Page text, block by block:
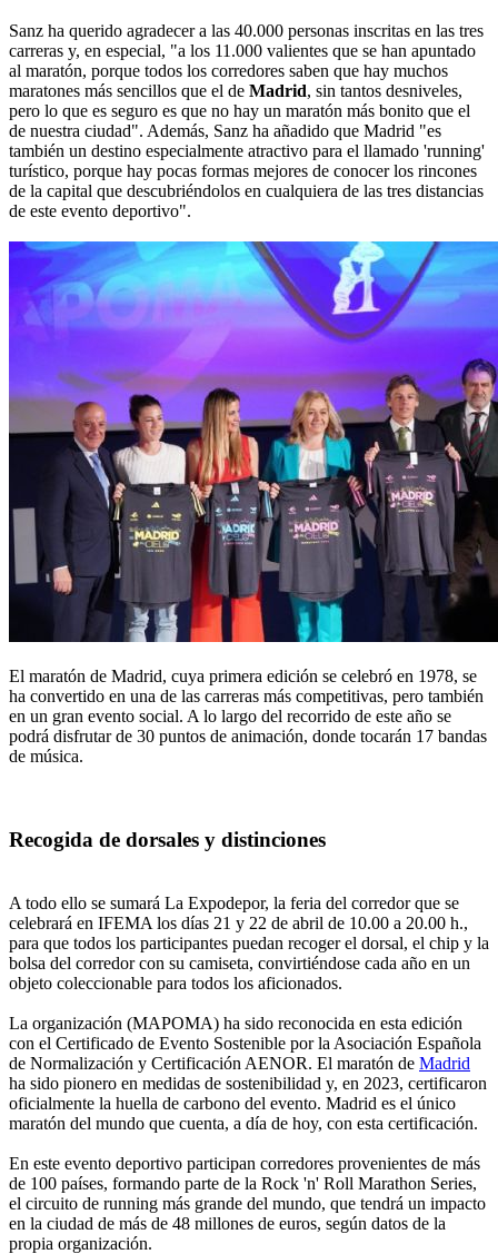
Sanz ha querido agradecer a las 40.000 personas inscritas en las tres
carreras y, en especial, "a los 11.000 valientes que se han apuntado
al maratón, porque todos los corredores saben que hay muchos
maratones más sencillos que el de Madrid, sin tantos desniveles,
pero lo que es seguro es que no hay un maratón más bonito que el
de nuestra ciudad". Además, Sanz ha añadido que Madrid "es
también un destino especialmente atractivo para el llamado 'running'
turístico, porque hay pocas formas mejores de conocer los rincones
de la capital que descubriéndolos en cualquiera de las tres distancias
de este evento deportivo".
El maratón de Madrid, cuya primera edición se celebró en 1978, se
ha convertido en una de las carreras más competitivas, pero también
en un gran evento social. A lo largo del recorrido de este año se
podrá disfrutar de 30 puntos de animación, donde tocarán 17 bandas
de música.
Recogida de dorsales y distinciones
A todo ello se sumará La Expodepor, la feria del corredor que se
celebrará en IFEMA los días 21 y 22 de abril de 10.00 a 20.00 h.,
para que todos los participantes puedan recoger el dorsal, el chip y la
bolsa del corredor con su camiseta, convirtiéndose cada año en un
objeto coleccionable para todos los aficionados.
La organización (MAPOMA) ha sido reconocida en esta edición
con el Certificado de Evento Sostenible por la Asociación Española
de Normalización y Certificación AENOR. El maratón de Madrid
ha sido pionero en medidas de sostenibilidad y, en 2023, certificaron
oficialmente la huella de carbono del evento. Madrid es el único
maratón del mundo que cuenta, a día de hoy, con esta certificación.
En este evento deportivo participan corredores provenientes de más
de 100 países, formando parte de la Rock 'n' Roll Marathon Series,
el circuito de running más grande del mundo, que tendrá un impacto
en la ciudad de más de 48 millones de euros, según datos de la
propia organización.